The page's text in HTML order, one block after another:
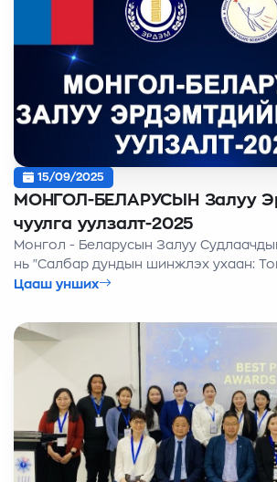
15/09/2025
МОНГОЛ-БЕЛАРУСЫН Залуу
чуулга уулзалт-2025
Монгол - Беларусын Залуу
нь "Салбар дундын шинжлэх ухаан:
хөгжлийн төлөөх залуу эрдэмтдийн
хооронд Монгол Улсад зохион
байна.
Цааш унших